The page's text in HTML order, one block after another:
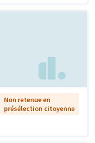
Non retenue en
présélection citoyenne